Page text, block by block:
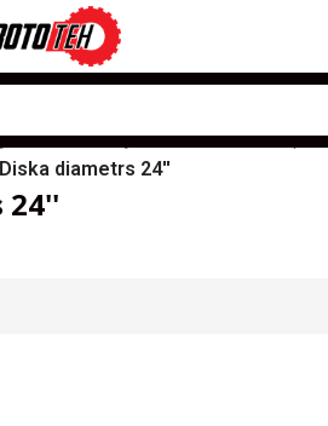
/Autoiekrāvēju/ ostu tehnikas riepas
Diska diametrs 24''
24''